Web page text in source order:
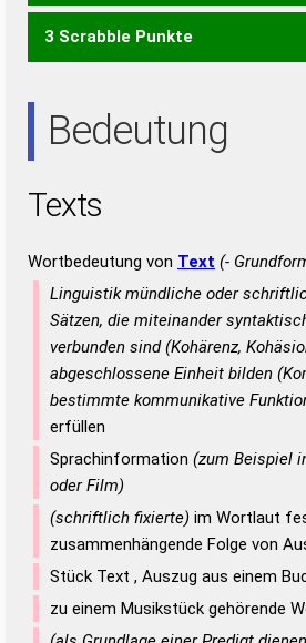
STET TEST
3 Scrabble Punkte
Bedeutung
Texts
Wortbedeutung von Text (-
Linguistik mündliche oder
Sätzen, die miteinander
verbunden sind (Kohärenz,
abgeschlossene Einheit bilden
bestimmte kommunikative
erfüllen
Sprachinformation (zum Beispiel
oder Film)
(schriftlich fixierte) im Wortlaut
zusammenhängende Folge von
Stück Text , Auszug aus einem
zu einem Musikstück gehörende